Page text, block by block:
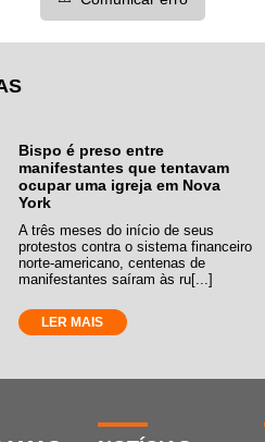
Bispo é preso entre
manifestantes que tentavam
ocupar uma igreja em Nova
York
A três meses do início de seus
protestos contra o sistema financeiro
norte-americano, centenas de
manifestantes saíram às ru[...]
LER MAIS